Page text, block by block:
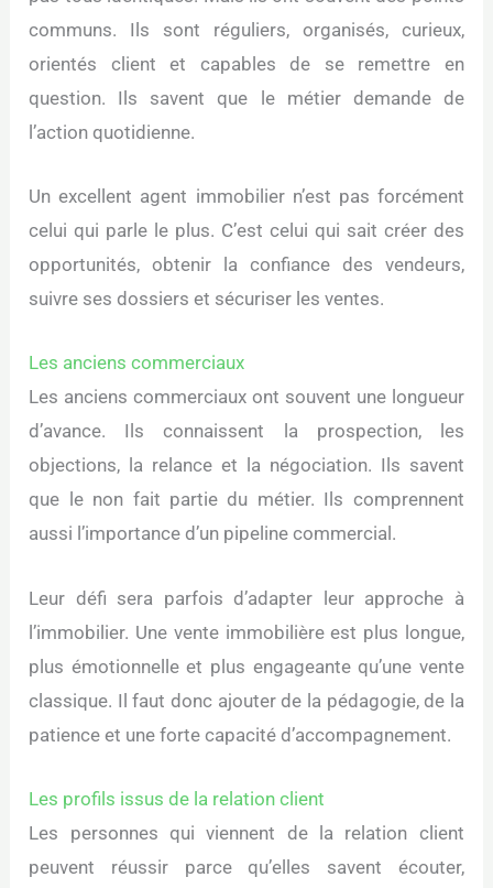
communs. Ils sont réguliers, organisés, curieux,
orientés client et capables de se remettre en
question. Ils savent que le métier demande de
l’action quotidienne.
Un excellent agent immobilier n’est pas forcément
celui qui parle le plus. C’est celui qui sait créer des
opportunités, obtenir la confiance des vendeurs,
suivre ses dossiers et sécuriser les ventes.
Les anciens commerciaux
Les anciens commerciaux ont souvent une longueur
d’avance. Ils connaissent la prospection, les
objections, la relance et la négociation. Ils savent
que le non fait partie du métier. Ils comprennent
aussi l’importance d’un pipeline commercial.
Leur défi sera parfois d’adapter leur approche à
l’immobilier. Une vente immobilière est plus longue,
plus émotionnelle et plus engageante qu’une vente
classique. Il faut donc ajouter de la pédagogie, de la
patience et une forte capacité d’accompagnement.
Les profils issus de la relation client
Les personnes qui viennent de la relation client
peuvent réussir parce qu’elles savent écouter,